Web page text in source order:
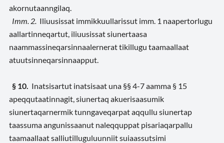
akornutaanngilaq.
Imm. 2. Iliuusissat immikkuullarissut imm. 1 naapertorlugu
aallartinneqartut, iliuusissat siunertaasa
naammassineqarsinnaalernerat tikillugu taamaallaat
atuutsinneqarsinnaapput.
§ 10 Inatsisartut inatsisaat una §§ 4-7 aamma § 15
apeqqutaatinnagit, siunertaq akuerisaasumik
siunertaqarnermik tunngaveqarpat aqqullu siunertap
taassuma angunissaanut naleqquppat pisariaqarpallu
taamaallaat salliutilluguluunniit suiaassutsimi